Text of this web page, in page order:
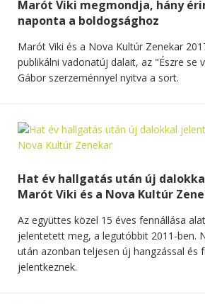
Marót Viki megmondja, hány
naponta a boldogsághoz
Marót Viki és a Nova Kultúr Zenekar
publikálni vadonatúj dalait, az "Észre se
Gábor szerzeménnyel nyitva a sort.
Hat év hallgatás után új
Marót Viki és a Nova Kultúr
Az együttes közel 15 éves fennállása
jelentetett meg, a legutóbbit 2011-ben.
után azonban teljesen új hangzással és
jelentkeznek.